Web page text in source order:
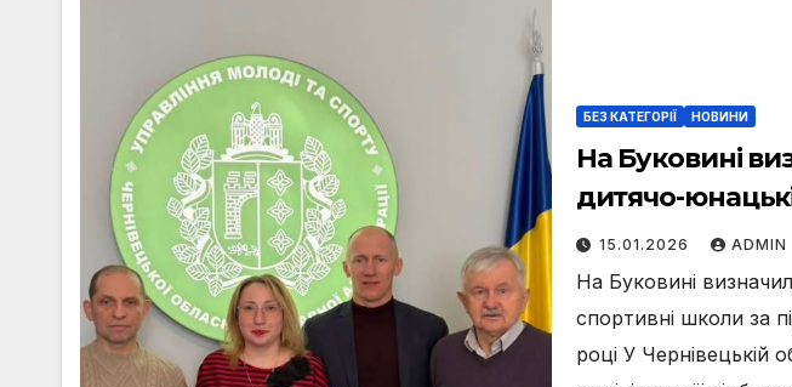
БЕЗ КАТЕГОРІЇ НОВИНИ
На Буковині
дитячо-
школи за
2025 році
15.01.2026 ADMIN
На Буковині
спортивні школи за
році У Чернівецькій